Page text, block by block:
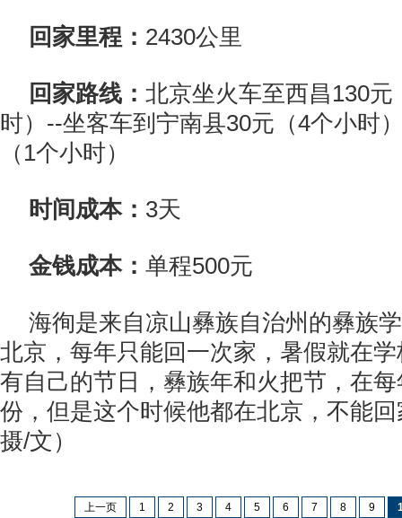
回家里程： 2430公里
回家路线： 北京坐火车至西昌130元
时）--坐客车到宁南县30元（4个小时
（1个小时）
时间成本： 3天
金钱成本： 单程500元
海徇是来自凉山彝族自治州的彝族
北京，每年只能回一次家，暑假就在
有自己的节日，彝族年和火把节，在
份，但是这个时候他都在北京，不能
摄/文）
上一页 1 2 3 4 5 6 7 8 9